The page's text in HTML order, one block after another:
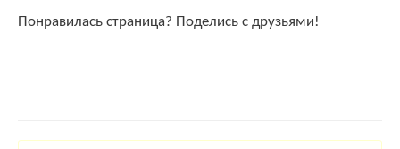
Понравилась страница? Поделись с друзьями!